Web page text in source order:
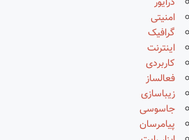
امنیتی
گرافیک
اینترنت
کاربردی
فعالساز
زیباسازی
جاسوسی
پیامرسان